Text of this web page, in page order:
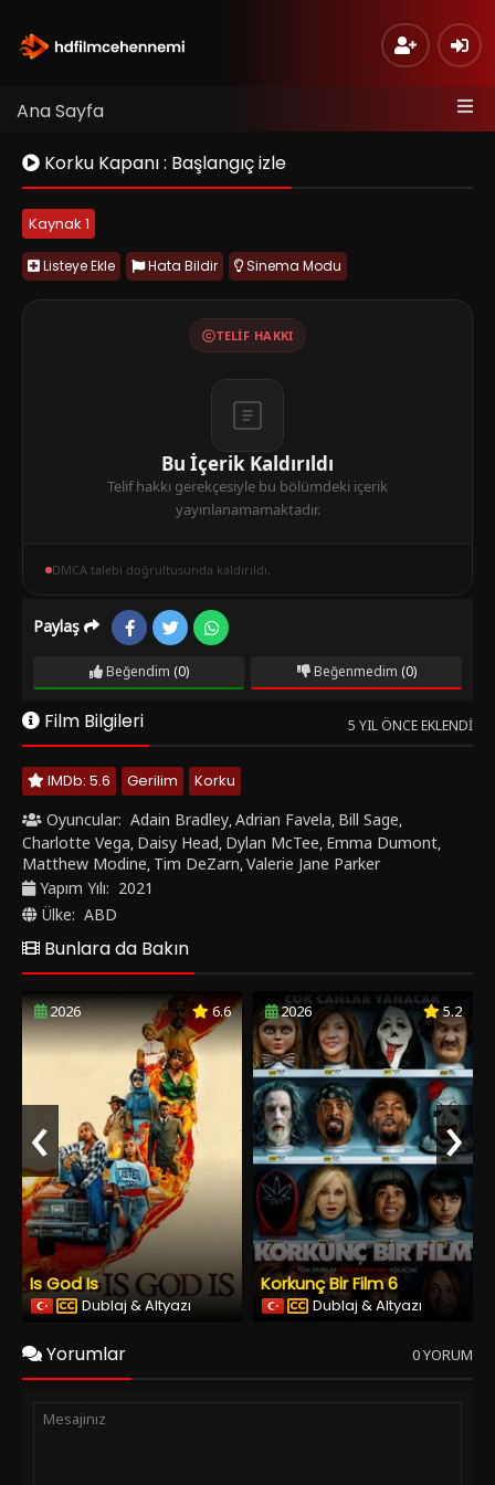
Ana Sayfa
Korku Kapanı : Başlangıç izle
Kaynak 1
Listeye Ekle Hata Bildir Sinema Modu
TELIF HAKKI
Bu İçerik Kaldırıldı
Telif hakkı gerekçesiyle bu bölümdeki içerik
yayınlanamamaktadır.
DMCA talebi doğrultusunda kaldırıldı.
Paylaş
Beğendim (0) Beğenmedim (0)
Film Bilgileri 5 YIL ÖNCE EKLENDI
IMDb: 5.6 Gerilim
Korku
Oyuncular: Adain Bradley,Adrian Favela, Bill Sage,
Charlotte Vega, Daisy Head, Dylan McTee, Emma Dumont,
Matthew Modine, Tim DeZarn,Valerie Jane Parker
Yapım Yılı: 2021
Ülke: ABD
Bunlara da Bakın
2026 6.6
Is God Is
Dublaj & Altyazı
2026 5.2
Korkunç Bir Film 6
Dublaj & Altyazı
‹ ›
Yorumlar 0 YORUM